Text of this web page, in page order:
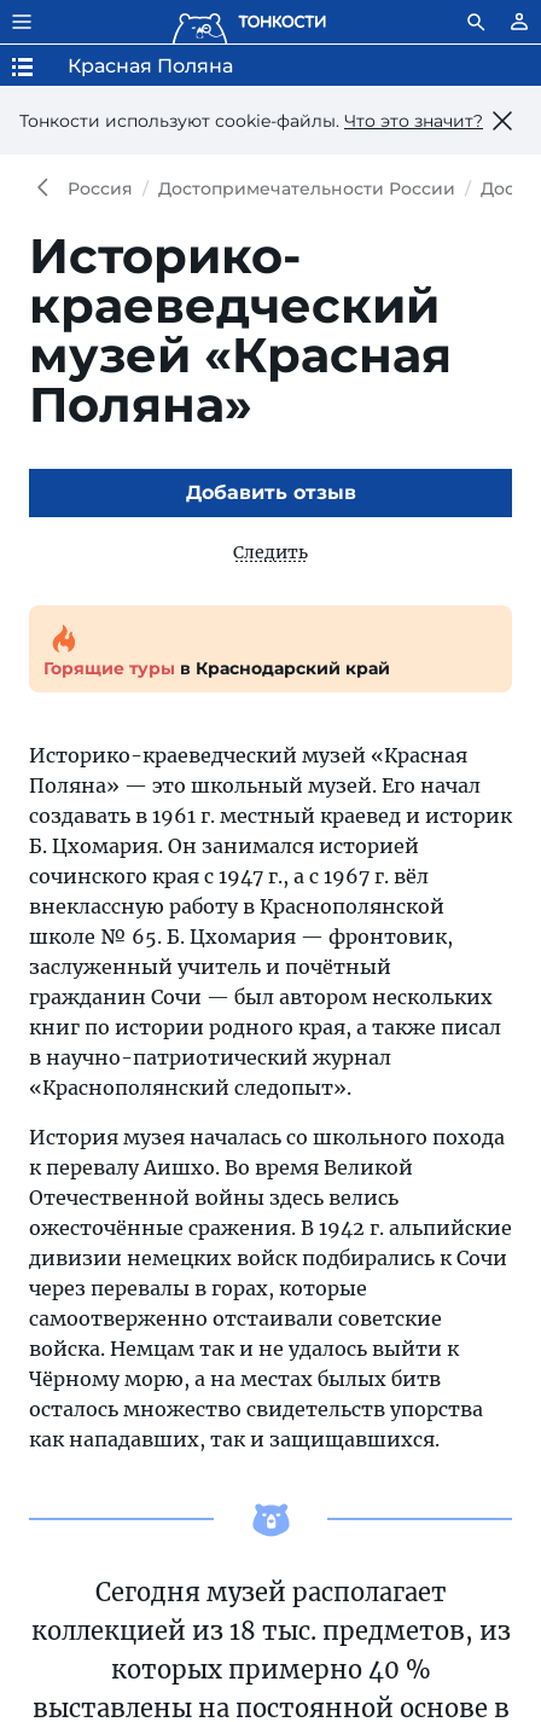
Тонкости используют сookie-файлы. Что это значит?
Красная Поляна
Россия Достопримечательности России
Историко-
краеведческий
музей «Красная
Поляна»
Добавить отзыв
Следить
Горящие туры в Краснодарский край
Историко-краеведческий музей «Красная
Поляна» — это школьный музей. Его начал
создавать в 1961 г. местный краевед и историк
Б. Цхомария. Он занимался историей
сочинского края с 1947 г., а с 1967 г. вёл
внеклассную работу в Краснополянской
школе № 65. Б. Цхомария — фронтовик,
заслуженный учитель и почётный
гражданин Сочи — был автором нескольких
книг по истории родного края, а также писал
в научно-патриотический журнал
«Краснополянский следопыт».
История музея началась со школьного похода
к перевалу Аишхо. Во время Великой
Отечественной войны здесь велись
ожесточённые сражения. В 1942 г. альпийские
дивизии немецких войск подбирались к Сочи
через перевалы в горах, которые
самоотверженно отстаивали советские
войска. Немцам так и не удалось выйти к
Чёрному морю, а на местах былых битв
осталось множество свидетельств упорства
как нападавших, так и защищавшихся.
Сегодня музей располагает
коллекцией из 18 тыс. предметов, из
которых примерно 40 %
выставлены на постоянной основе в